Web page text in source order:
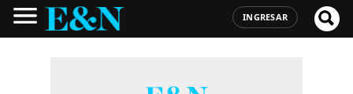
INGRESAR